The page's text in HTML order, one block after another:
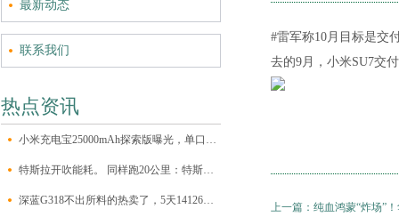
最新动态
联系我们
热点资讯
小米充电宝25000mAh探索版曝光，单口输出最大140W
特斯拉开吹能耗。 同样跑20公里：特斯拉1元，加油10元，打车50元
深蓝G318不出所料的热卖了，5天14126的订单量，对于一台硬派新
#雷军称10月目标是交
去的9月，小米SU7交
上一篇： 纯血鸿蒙“炸场”